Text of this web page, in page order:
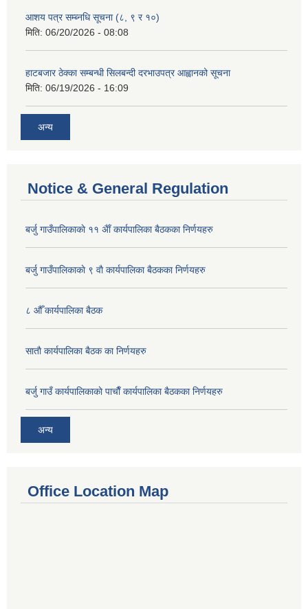
आशय पत्र सम्ब्नधि सूचना (८, ९ र १०)
मिति: 06/20/2026 - 08:08
हाटबजार ठेक्का सम्बन्धी सिलबन्दी दरभाउपत्र आह्वानको सूचना
मिति: 06/19/2026 - 16:09
अन्य
Notice & General Regulation
बर्जु गाउँपालिकाकाे ११ अैाँ कार्यपालिका बैठकका निर्णयहरु
बर्जु गाउँपालिकाकाे ९ वाै‌ कार्यपालिका बैठकका निर्णयहरु
८ औँ कार्यपालिका बैठक
साताै‌ कार्यपालिका बैठक का निर्णयहरु
बर्जु गाउँ कार्यपालिकाकाे पाचाै‌ँ कार्यपालिका बैठकका निर्णयहरु
अन्य
Office Location Map